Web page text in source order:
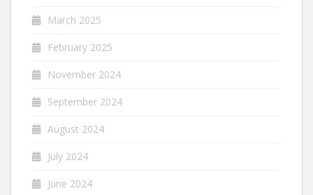
March 2025
February 2025
November 2024
September 2024
August 2024
July 2024
June 2024